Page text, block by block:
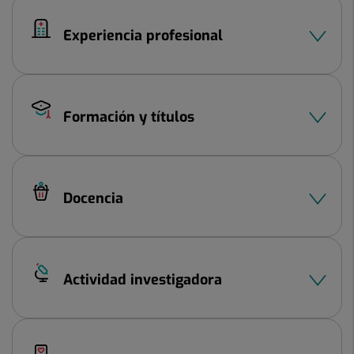
Experiencia profesional
Formación y títulos
Docencia
Actividad investigadora